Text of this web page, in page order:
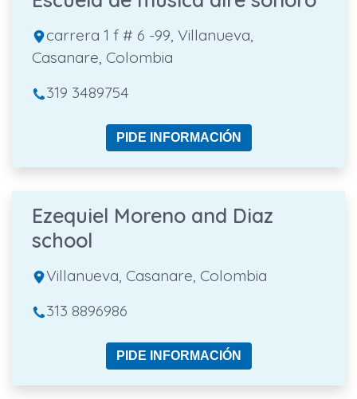
carrera 1 f # 6 -99, Villanueva,
Casanare, Colombia
319 3489754
PIDE INFORMACIÓN
Ezequiel Moreno and Diaz
school
Villanueva, Casanare, Colombia
313 8896986
PIDE INFORMACIÓN